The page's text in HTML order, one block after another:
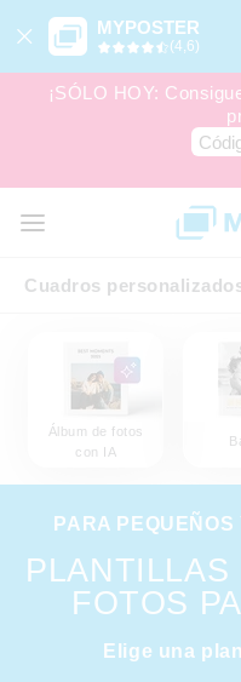
MYPOSTER
(4,6)
¡SÓLO HOY:
Cuadros
Álbum de fotos
con IA
PARA
PLANTILLAS
FOTOS
Elige una